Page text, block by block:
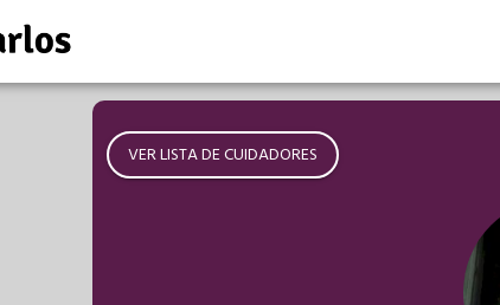
VER LISTA DE CUIDADORES